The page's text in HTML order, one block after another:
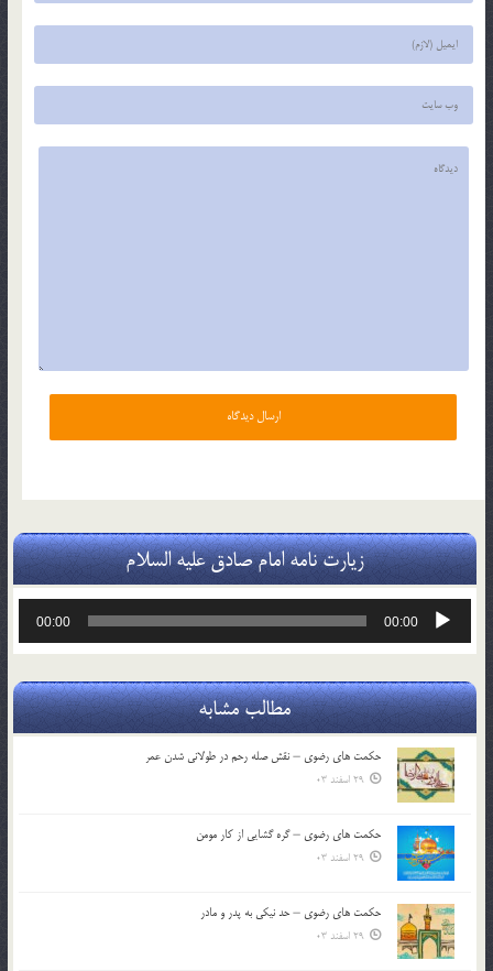
زیارت نامه امام صادق علیه السلام
پخش‌کننده
00:00
00:00
مطالب مشابه
حکمت های رضوی – نقش صله رحم در طولانی شدن عمر
29 اسفند 03
حکمت های رضوی – گره گشایی از کار مومن
29 اسفند 03
حکمت های رضوی – حد نیکی به پدر و مادر
29 اسفند 03